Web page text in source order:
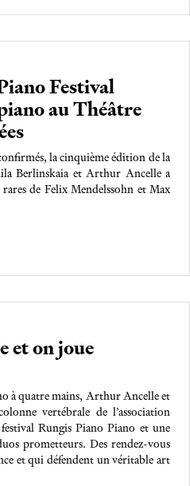
Festival
au Théâtre
la cinquième édition de la
Berlinskaia et Arthur Ancelle a
de Felix Mendelssohn et Max
et on joue
à quatre mains, Arthur Ancelle et
vertébrale de l’association
Rungis Piano Piano et une
prometteurs. Des rendez-vous
et qui défendent un véritable art